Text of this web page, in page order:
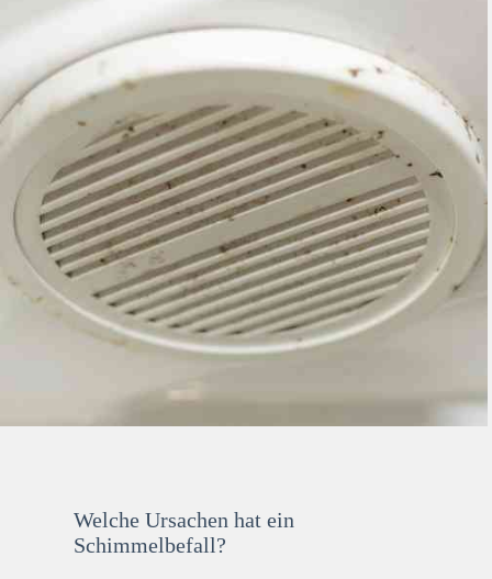
Welche Ursachen hat ein
Schimmelbefall?